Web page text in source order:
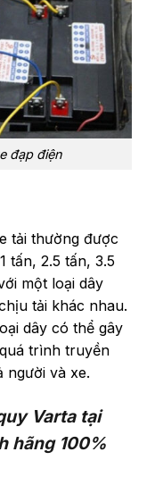
đạp điện
tải thường được
tấn, 2.5 tấn, 3.5
một loại dây
tải khác nhau.
dây có thể gây
trình truyền
người và xe.
Varta tại
hãng 100%